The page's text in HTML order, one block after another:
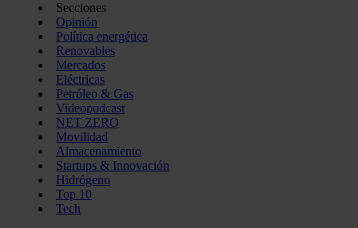
Secciones
Opinión
Política energética
Renovables
Mercados
Eléctricas
Petróleo & Gas
Videopodcast
NET ZERO
Movilidad
Almacenamiento
Startups & Innovación
Hidrógeno
Top 10
Tech